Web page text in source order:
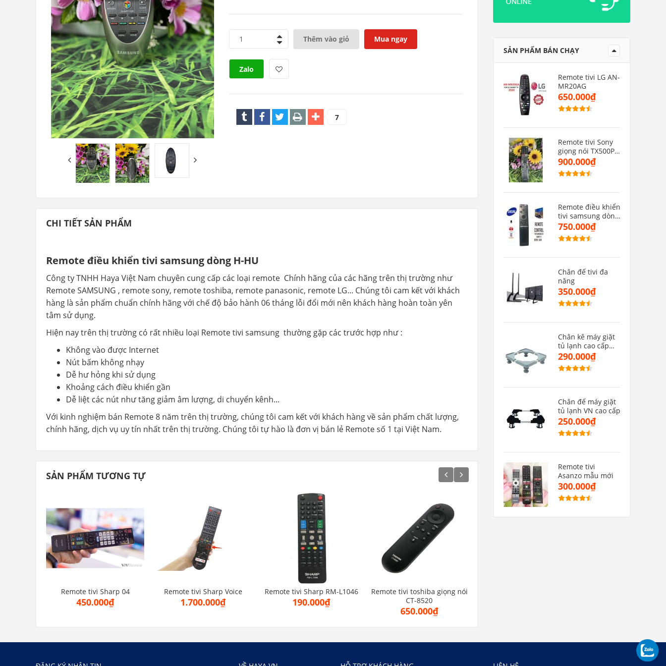
1 Thêm vào giỏ Mua ngay
Zalo
7
CHI TIẾT SẢN PHẨM
Remote điều khiển tivi samsung dòng H-HU
Công ty TNHH Haya Việt Nam chuyên cung cấp các loại remote Chính hãng của các hãng trên thị trường như
Remote SAMSUNG , remote sony, remote toshiba, remote panasonic, remote LG... Chúng tôi cam kết với khách
hàng là sản phẩm chuẩn chính hãng với chế độ bảo hành 06 tháng lỗi đổi mới nên khách hàng hoàn toàn yên
tâm sử dụng.
Hiện nay trên thị trường có rất nhiều loại Remote tivi samsung thường gặp các trước hợp như :
Không vào được Internet
Nút bấm không nhạy
Dễ hư hỏng khi sử dụng
Khoảng cách điều khiển gần
Dễ liệt các nút như tăng giảm âm lượng, di chuyển kênh...
Với kinh nghiệm bán Remote 8 năm trên thị trường, chúng tôi cam kết với khách hàng về sản phẩm chất lượng,
chính hãng, dịch vụ uy tín nhất trên thị trường. Chúng tôi tự hào là đơn vị bán lẻ Remote số 1 tại Việt Nam.
SẢN PHẨM TƯƠNG TỰ
Remote tivi Sharp 04
450.000₫
Remote tivi Sharp Voice
1.700.000₫
Remote tivi Sharp RM-L1046
190.000₫
Remote tivi toshiba giọng nói
CT-8520
650.000₫
SẢN PHẨM BÁN CHẠY
Remote tivi LG AN-
MR20AG
650.000₫
Remote tivi Sony
giọng nói TX500P(
hàng zin)
900.000₫
Remote điều khiển
tivi samsung dòng
MU(hàng zin)
750.000₫
Chân đế tivi đa
năng
350.000₫
Chân kê máy giặt
tủ lạnh cao cấp
CMGMB
290.000₫
Chân đế máy giặt
tủ lạnh VN cao cấp
250.000₫
Remote tivi
Asanzo mẫu mới
300.000₫